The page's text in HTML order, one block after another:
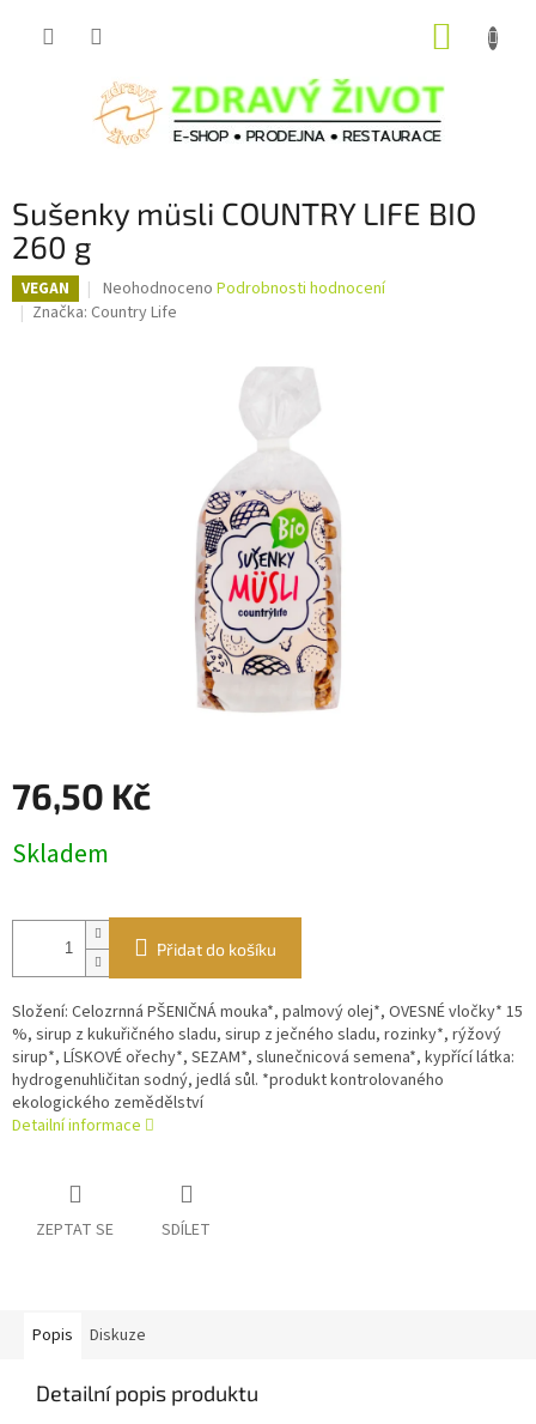
Sušenky müsli COUNTRY LIFE BIO
260 g
VEGAN
Průměrné
hodnocení
Neohodnoceno Podrobnosti hodnocení
Značka: Country Life
76,50 Kč
cena:
Skladem
Přidat do košíku
Složení: Celozrnná PŠENIČNÁ mouka*, palmový olej*, OVESNÉ vločky* 15
%, sirup z kukuřičného sladu, sirup z ječného sladu, rozinky*, rýžový
sirup*, LÍSKOVÉ ořechy*, SEZAM*, slunečnicová semena*, kypřící látka:
hydrogenuhličitan sodný, jedlá sůl. *produkt kontrolovaného
ekologického zemědělství
Detailní informace
ZEPTAT SE SDÍLET
Popis Diskuze
Detailní popis produktu